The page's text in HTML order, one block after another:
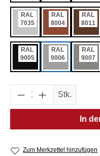
RAL
7035
RAL
8004
RAL
8011
RAL
9005
RAL
9006
RAL
9007
Produkt Anzahl:
Stk.
In
Zum Merkzettel hinzufügen